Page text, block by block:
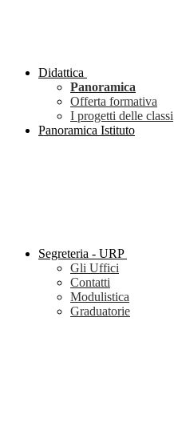
Didattica
Panoramica
Offerta formativa
I progetti delle classi
Panoramica Istituto
Segreteria - URP
Gli Uffici
Contatti
Modulistica
Graduatorie